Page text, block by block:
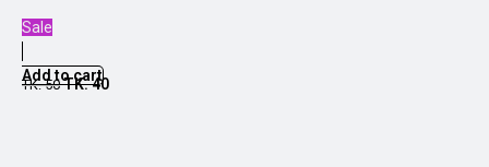
Sale
Add to cart
TK.50 TK.40